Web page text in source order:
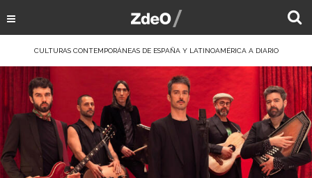
CULTURAS CONTEMPORÁNEAS DE ESPAÑA Y LATINOAMÉRICA A DIARIO